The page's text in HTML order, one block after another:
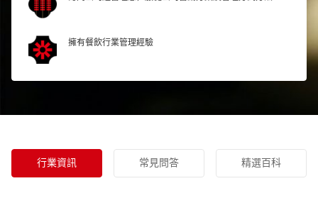
擁有餐飲行業管理經驗
行業資訊 常見問答 精選百科